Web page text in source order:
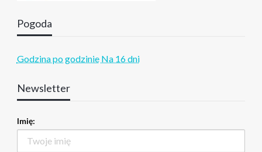
Pogoda
Godzina po godzinie Na 16 dni
Newsletter
Imię: